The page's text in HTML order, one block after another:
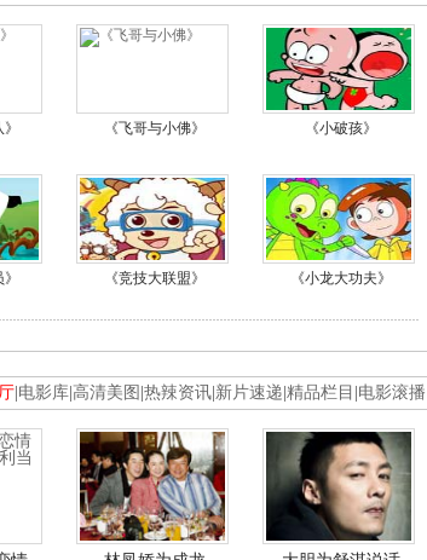
《飞哥与小佛》 《小破孩》
《竞技大联盟》 《小龙大功夫》
电影库 高清美图 热辣资讯 新片速递 精品栏目 电影滚播